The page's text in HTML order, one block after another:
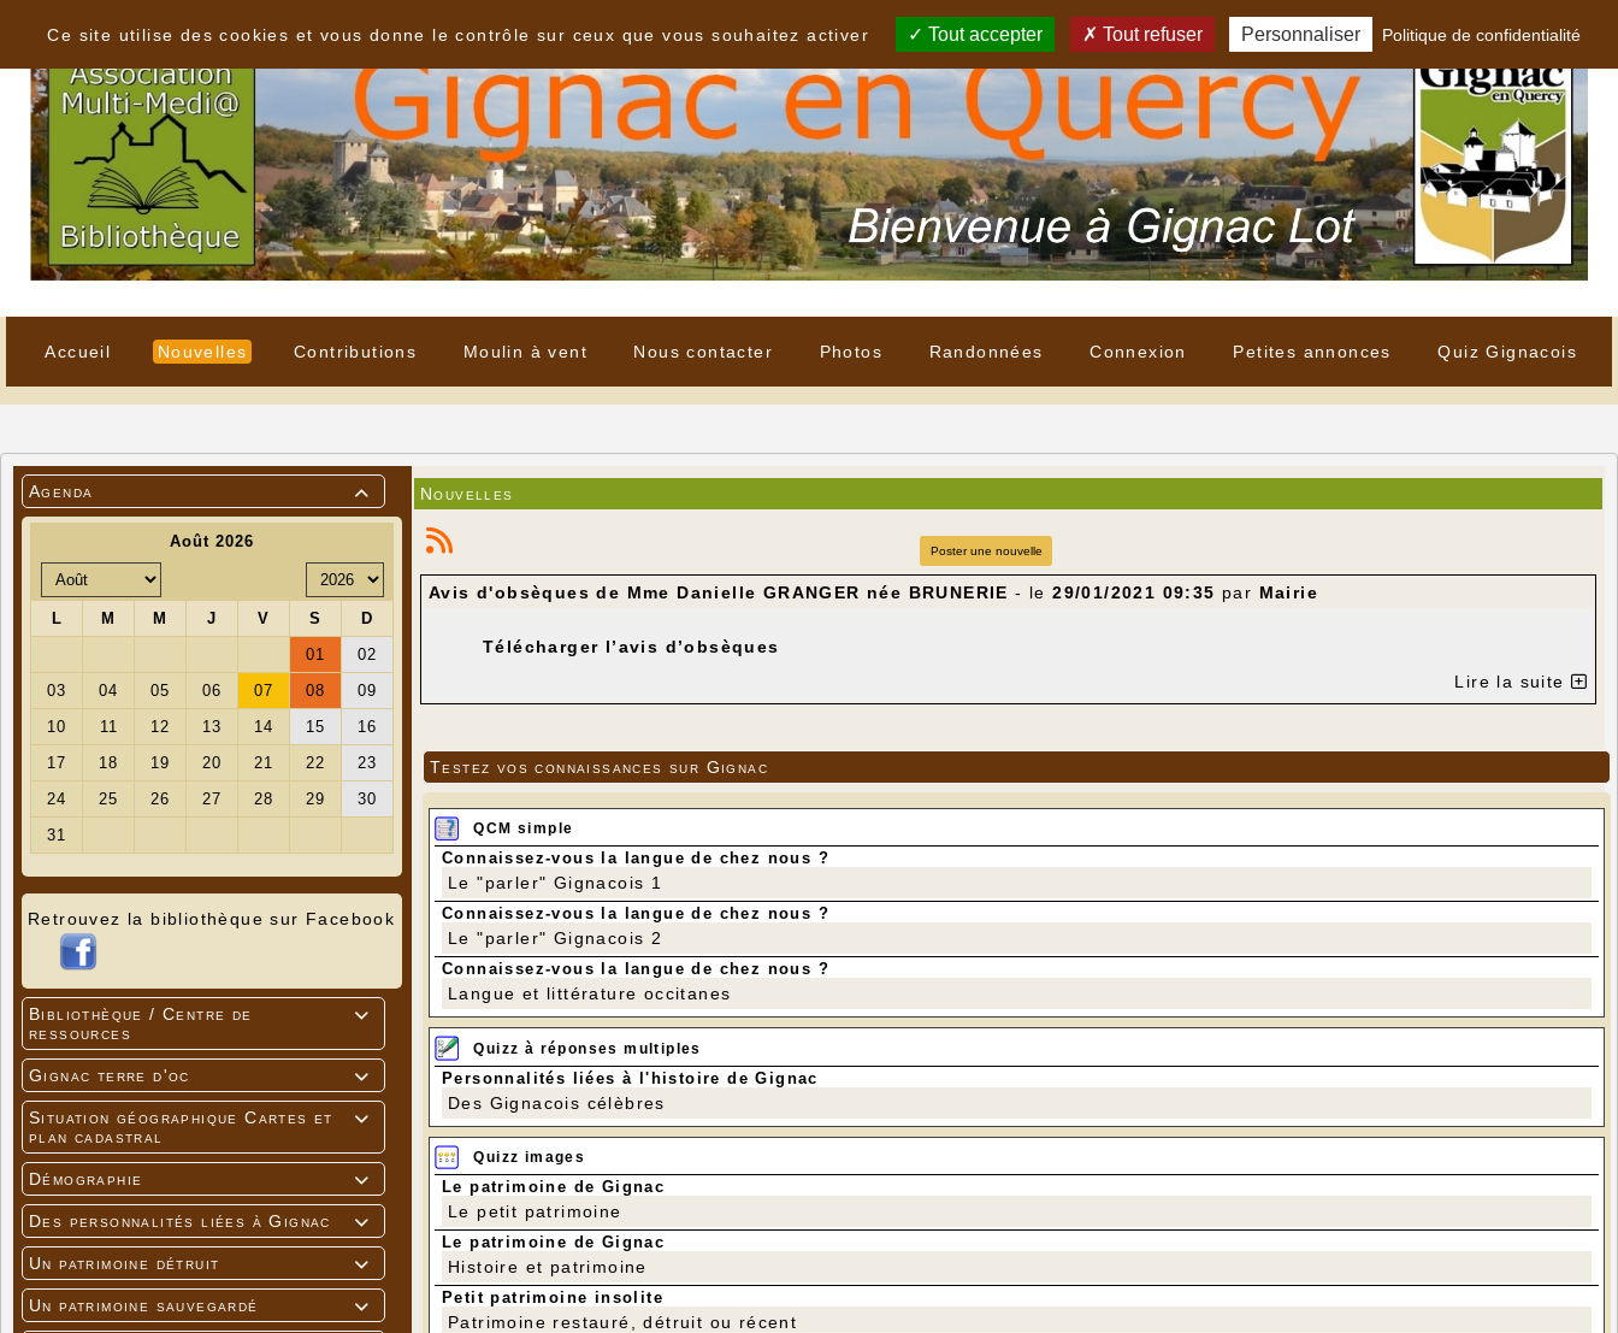
Accueil Nouvelles Contributions Moulin à vent Nous contacter Photos Randonnées Connexion Petites annonces Quiz Gignacois

Agenda
Retrouvez la bibliothèque sur Facebook

Bibliothèque / Centre de
ressources

Gignac terre d'oc

Situation géographique Cartes et
plan cadastral

Démographie

Des personnalités liées à Gignac

Un patrimoine détruit

Un patrimoine sauvegardé
Nouvelles
Poster une nouvelle
Avis d'obsèques de Mme Danielle GRANGER née BRUNERIE - le29/01/2021 09:35 par Mairie
Télécharger l’avis d’obsèques
Lire la suite
Testez vos connaissances sur Gignac
QCM simple
Connaissez-vous la langue de chez nous ?
Le "parler" Gignacois 1
Connaissez-vous la langue de chez nous ?
Le "parler" Gignacois 2
Connaissez-vous la langue de chez nous ?
Langue et littérature occitanes
Quizz à réponses multiples
Personnalités liées à l'histoire de Gignac
Des Gignacois célèbres
Quizz images
Le patrimoine de Gignac
Le petit patrimoine
Le patrimoine de Gignac
Histoire et patrimoine
Petit patrimoine insolite
Patrimoine restauré, détruit ou récent
Ce site utilise des cookies et vous donne le contrôle sur ceux que vous souhaitez activer
Tout accepter Tout refuser Personnaliser Politique de confidentialité